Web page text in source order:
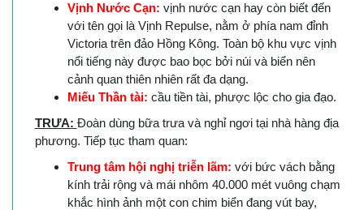
Vịnh Nước Cạn: vịnh nước cạn hay còn biết đến
với tên gọi là Vịnh Repulse, nằm ở phía nam đỉnh
Victoria trên đảo Hồng Kông. Toàn bộ khu vực vịnh
nổi tiếng này được bao bọc bởi núi và biển nên
cảnh quan thiên nhiên rất đa dạng.
Miếu Thần tài: cầu tiền tài, phược lộc cho gia đạo.
TRƯA: Đoàn dùng bữa trưa và nghỉ ngơi tại nhà hàng địa
phương. Tiếp tục tham quan:
Trung tâm hội nghị triễn lãm: với bức vách bằng
kính trải rộng và mái nhôm 40.000 mét vuông chạm
khắc hình ảnh một con chim biển đang vút bay,